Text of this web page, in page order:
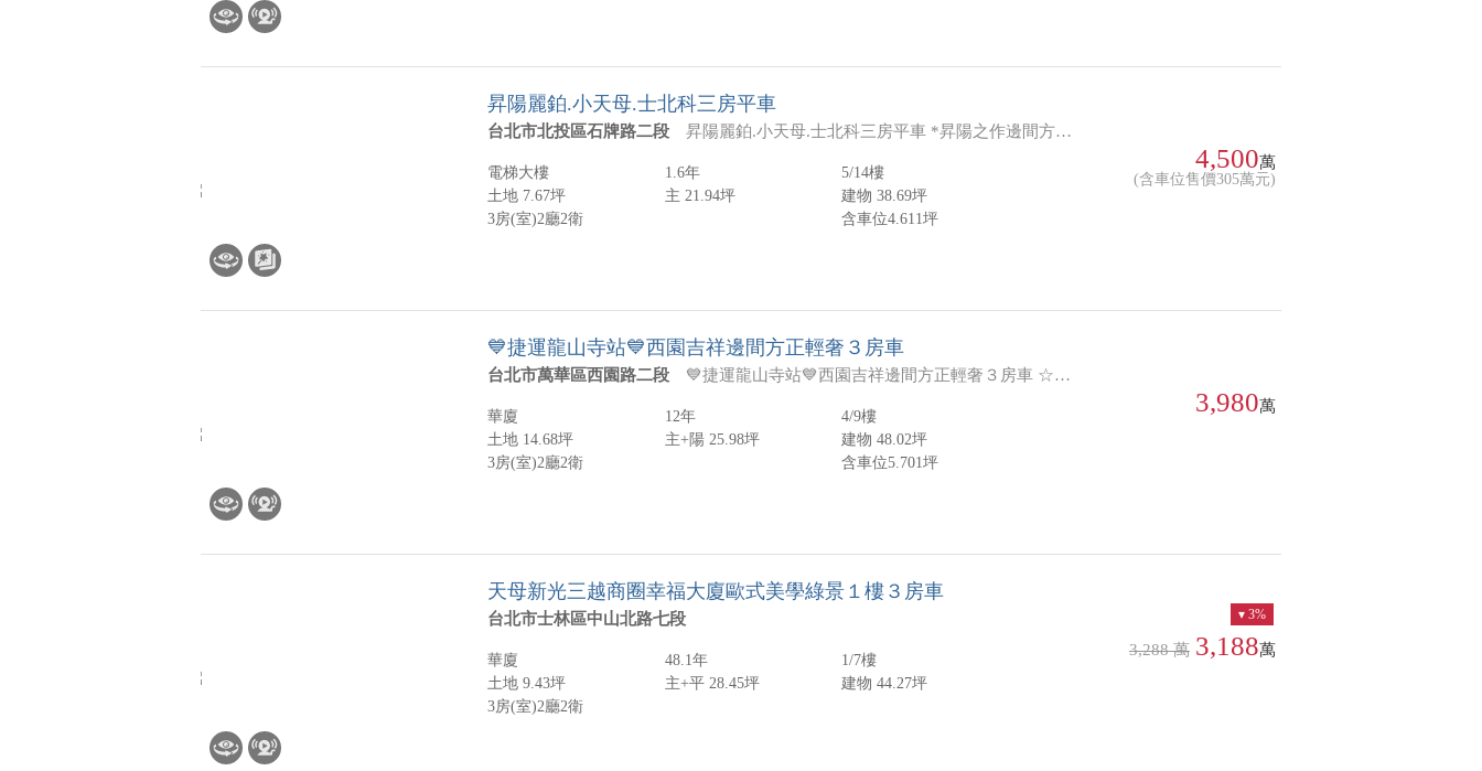
昇陽麗鉑.小天母.士北科三房平車
台北市北投區石牌路二段 昇陽麗鉑.小天母.士北科三房平車 *昇陽之作邊間方正格局 *室內3米3高度無壓迫感 *一層4戶.戶戶邊間.住戶單純 *櫻花岡公園.行義公園 *近全聯民生一應俱全
電梯大樓 1.6年
5/14樓
土地 7.67坪
主 21.94坪
建物 38.69坪
3房(室)2廳2衛 含車位4.611坪
4,500萬
(含車位售價305萬元)
💙捷運龍山寺站💙西園吉祥邊間方正輕奢３房車
台北市萬華區西園路二段 💙捷運龍山寺站💙西園吉祥邊間方正輕奢３房車 ☆★☆歡迎來電預約賞屋☆★☆ 優質社區 稀有釋出 １樓為知名銀行 坐擁金庫 邊間 格局方正 臥室、衛浴皆有對外窗 棟距佳 視野寬敞 前後雙陽台 通風好採光佳 有天然瓦斯管線 裝錶即可 生活便利 附１機車位及坡道倉儲車位 出入方便 捷運龍山寺站 萬華火車站 樓下公車站 通勤便捷 近學區、公園、市場 生活機能一應俱全
華廈 12年
4/9樓
土地 14.68坪
主+陽 25.98坪
建物 48.02坪
3房(室)2廳2衛 含車位5.701坪
3,980萬
天母新光三越商圈幸福大廈歐式美學綠景１樓３房車
台北市士林區中山北路七段
華廈 48.1年
1/7樓
土地 9.43坪
主+平 28.45坪
建物 44.27坪
3房(室)2廳2衛
3%
3,288 萬 3,188萬